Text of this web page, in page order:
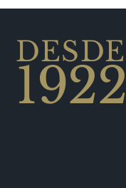
DESDE
1922